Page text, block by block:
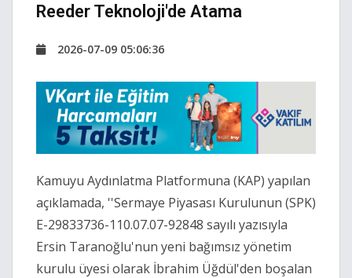
Reeder Teknoloji'de Atama
2026-07-09 05:06:36
Kamuyu Aydınlatma Platformuna (KAP) yapılan
açıklamada, ''Sermaye Piyasası Kurulunun (SPK)
E-29833736-110.07.07-92848 sayılı yazısıyla
Ersin Taranoğlu'nun yeni bağımsız yönetim
kurulu üyesi olarak İbrahim Üğdül'den boşalan